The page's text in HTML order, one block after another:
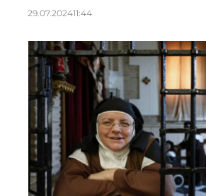
29.07.202411:44